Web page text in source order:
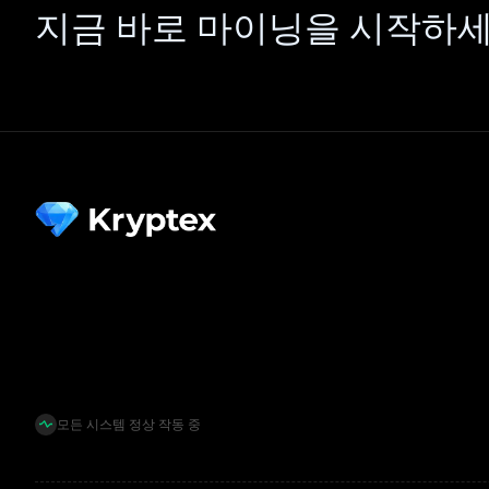
지금 바로 마이닝을 시작하
모든 시스템 정상 작동 중